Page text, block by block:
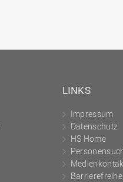
LINKS
Impressum
Datenschutz
HS Home